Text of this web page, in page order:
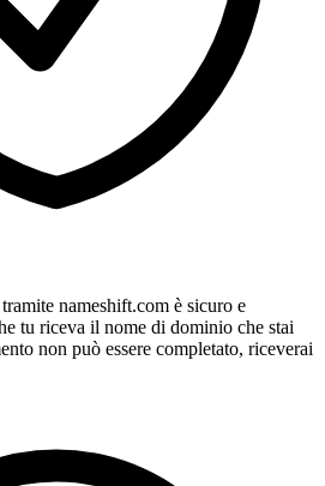
nameshift.com è sicuro e
tu riceva il nome di dominio che stai
non può essere completato, riceverai